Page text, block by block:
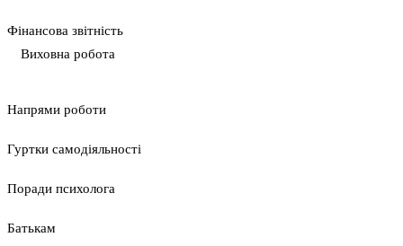
Фінансова звітність
Виховна робота
Напрями роботи
Гуртки самодіяльності
Поради психолога
Батькам